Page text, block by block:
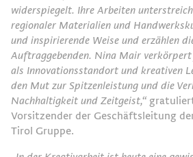
widerspiegelt. Ihre Arbeiten
regionaler Materialien und
und inspirierende Weise und erzählen
Auftraggebenden. Nina Mair
als Innovationsstandort und kreativen
den Mut zur Spitzenleistung und die
Nachhaltigkeit und Zeitgeist,“
Vorsitzender der Geschäftsleitung
Tirol Gruppe.